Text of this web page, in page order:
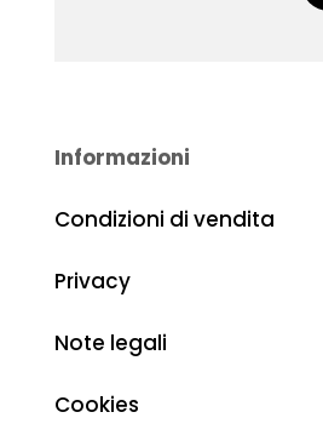
Informazioni
Condizioni di vendita
Privacy
Note legali
Cookies